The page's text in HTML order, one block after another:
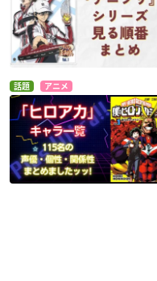
話題 アニメ